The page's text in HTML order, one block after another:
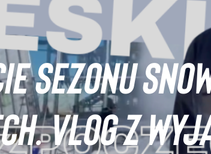
SEZONU
VLOG Z